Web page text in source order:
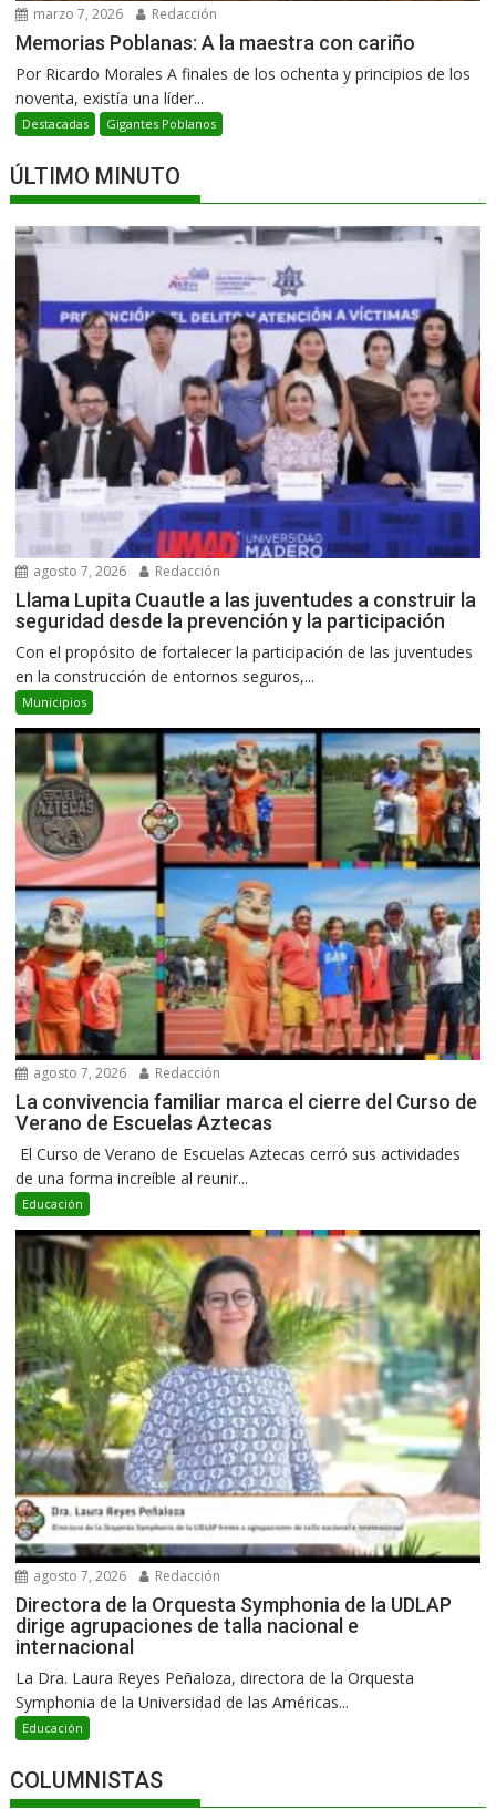
marzo 7, 2026 Redacción
Memorias Poblanas: A la maestra con cariño
Por Ricardo Morales A finales de los ochenta y principios de los
noventa, existía una líder...
Destacadas Gigantes Poblanos
ÚLTIMO MINUTO
agosto 7, 2026 Redacción
Llama Lupita Cuautle a las juventudes a construir la
seguridad desde la prevención y la participación
Con el propósito de fortalecer la participación de las juventudes
en la construcción de entornos seguros,...
Municipios
agosto 7, 2026 Redacción
La convivencia familiar marca el cierre del Curso de
Verano de Escuelas Aztecas
El Curso de Verano de Escuelas Aztecas cerró sus actividades
de una forma increíble al reunir...
Educación
agosto 7, 2026 Redacción
Directora de la Orquesta Symphonia de la UDLAP
dirige agrupaciones de talla nacional e
internacional
La Dra. Laura Reyes Peñaloza, directora de la Orquesta
Symphonia de la Universidad de las Américas...
Educación
COLUMNISTAS